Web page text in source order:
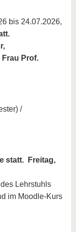
bis 24.07.2026,
Prof.
/
statt. Freitag,
Lehrstuhls
im Moodle-Kurs